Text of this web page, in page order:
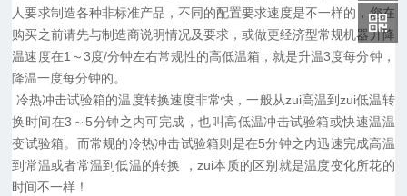
人要求制造各种非标准产品，不同的配置要求速度是不一样的，您在
购买之前请先与制造商说明情况及要求，或做更经济型常规机器升降
温速度在1～3度/分钟左右常规性的高低温箱，就是升温3度每分钟，
降温一度每分钟的。
冷热冲击试验箱的温度转换速度非常快，一般从zui高温到zui低温转
换时间在3～5分钟之内可完成，也叫高低温冲击试验箱或快速温温
变试验箱。而常规的冷热冲击试验箱则是在5分钟之内迅速完成高温
到常温或者常温到低温的转换 ，zui本质的区别就是温度变化所花的
时间不一样！